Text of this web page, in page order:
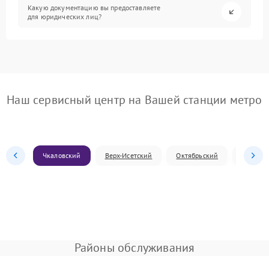
Какую документацию вы предоставляете
для юридических лиц?
Наш сервисный центр на Вашей станции метро
Чкаловский Верх-Исетский Октябрьский
Районы обслуживания